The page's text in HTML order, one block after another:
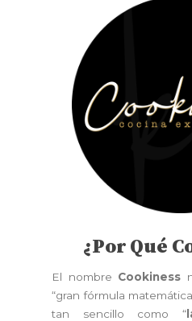
¿Por Qué
El nombre Cookiness
“gran fórmula
tan sencillo como “